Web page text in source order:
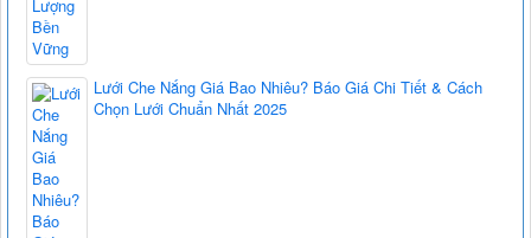
Lưới Che Nắng Giá Bao Nhiêu? Báo Giá Chi Tiết & Cách
Chọn Lưới Chuẩn Nhất 2025